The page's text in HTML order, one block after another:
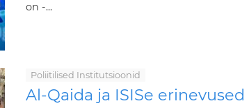
on -...
Poliitilised Institutsioonid
Al-Qaida ja ISISe erinevused